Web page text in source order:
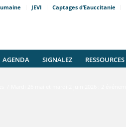
JEVI Captages d’Eauccitanie
AGENDA SIGNALEZ RESSOURCES